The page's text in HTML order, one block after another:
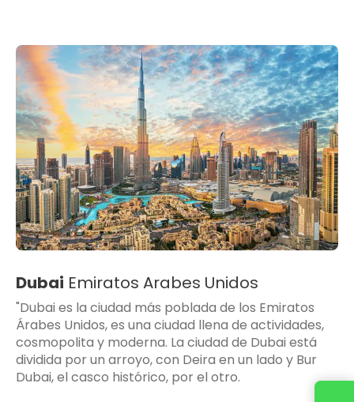
Dubai Emiratos Arabes Unidos
"Dubai es la ciudad más poblada de los Emiratos
Árabes Unidos, es una ciudad llena de actividades,
cosmopolita y moderna. La ciudad de Dubai está
dividida por un arroyo, con Deira en un lado y Bur
Dubai, el casco histórico, por el otro.